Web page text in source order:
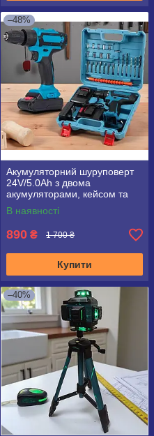
–48%
Акумуляторний шуруповерт
24V/5.0Ah з двома
акумуляторами, кейсом та
насадками
В наявності
890 ₴ 1 700 ₴
Купити
–40%